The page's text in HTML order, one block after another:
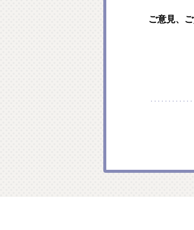
ご意見、